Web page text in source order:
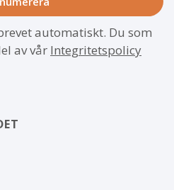
automatiskt. Du som
av vår Integritetspolicy